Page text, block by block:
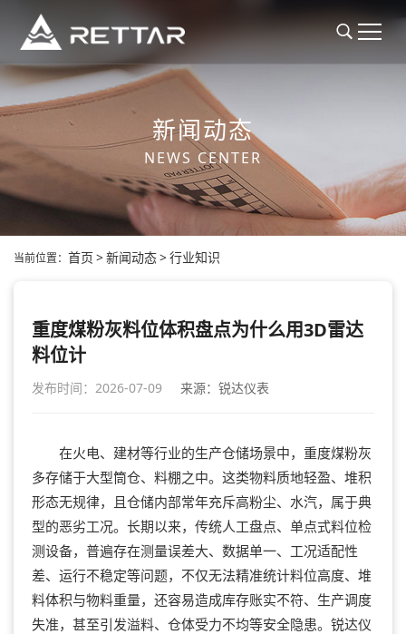
新闻动态
NEWS CENTER
当前位置： 首页 >新闻动态>行业知识
重度煤粉灰料位体积盘点为什么用3D雷达
料位计
发布时间：2026-07-09 来源：锐达仪表
在火电、建材等行业的生产仓储场景中，重度煤粉灰
多存储于大型筒仓、料棚之中。这类物料质地轻盈、堆积
形态无规律，且仓储内部常年充斥高粉尘、水汽，属于典
型的恶劣工况。长期以来，传统人工盘点、单点式料位检
测设备，普遍存在测量误差大、数据单一、工况适配性
差、运行不稳定等问题，不仅无法精准统计料位高度、堆
料体积与物料重量，还容易造成库存账实不符、生产调度
失准，甚至引发溢料、仓体受力不均等安全隐患。锐达仪